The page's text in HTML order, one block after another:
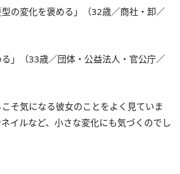
型の変化を褒める」（32歳／商社・卸／
る」（33歳／団体・公益法人・官公庁／
そ気になる彼女のことをよく見ていま
イルなど、小さな変化にも気づくのでし